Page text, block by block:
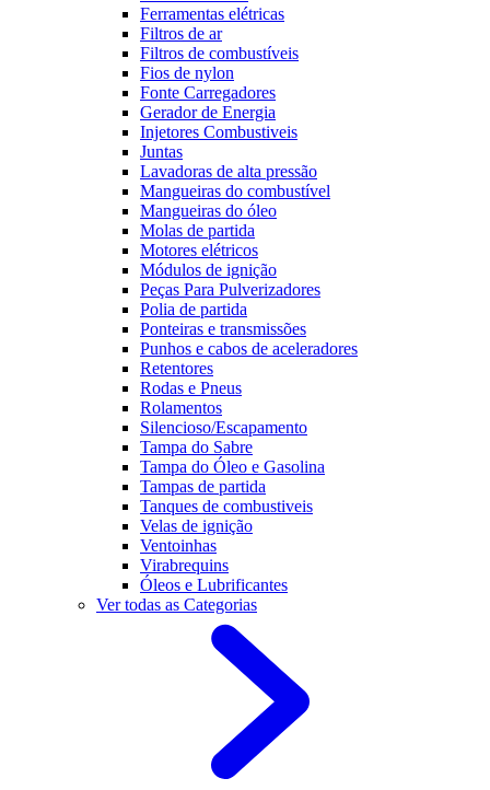
Ferramentas elétricas
Filtros de ar
Filtros de combustíveis
Fios de nylon
Fonte Carregadores
Gerador de Energia
Injetores Combustiveis
Juntas
Lavadoras de alta pressão
Mangueiras do combustível
Mangueiras do óleo
Molas de partida
Motores elétricos
Módulos de ignição
Peças Para Pulverizadores
Polia de partida
Ponteiras e transmissões
Punhos e cabos de aceleradores
Retentores
Rodas e Pneus
Rolamentos
Silencioso/Escapamento
Tampa do Sabre
Tampa do Óleo e Gasolina
Tampas de partida
Tanques de combustiveis
Velas de ignição
Ventoinhas
Virabrequins
Óleos e Lubrificantes
Ver todas as Categorias